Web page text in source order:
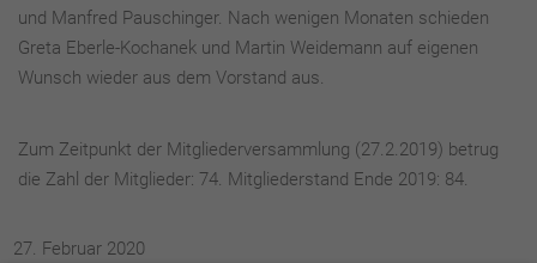
und Manfred Pauschinger. Nach wenigen Monaten schieden
Greta Eberle-Kochanek und Martin Weidemann auf eigenen
Wunsch wieder aus dem Vorstand aus.
Zum Zeitpunkt der Mitgliederversammlung (27.2.2019) betrug
die Zahl der Mitglieder: 74. Mitgliederstand Ende 2019: 84.
Februar 2020